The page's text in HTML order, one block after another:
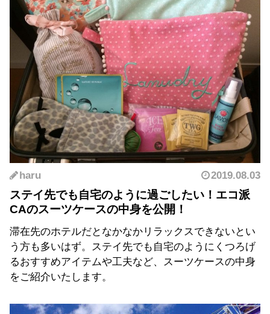
haru 2019.08.03
ステイ先でも自宅のように過ごしたい！エコ派
CAのスーツケースの中身を公開！
滞在先のホテルだとなかなかリラックスできないとい
う方も多いはず。ステイ先でも自宅のようにくつろげ
るおすすめアイテムや工夫など、スーツケースの中身
をご紹介いたします。